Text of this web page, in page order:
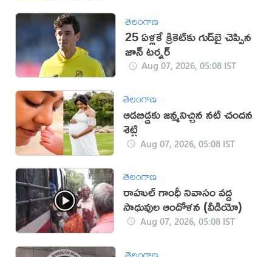
తెలంగాణ
25 ఏళ్లకే క్రికెట్‌కు గుడ్‌బై చెప్పిన
జాన్ టర్నర్
Aug 07, 2026, 05:08 IST
తెలంగాణ
ఆడబిడ్డకు జన్మనిచ్చిన నటి చందన
శెట్టి
Aug 07, 2026, 05:08 IST
తెలంగాణ
రాహుల్ గాంధీ నివాసం వద్ద
సాధువుల ఆందోళన (వీడియో)
Aug 07, 2026, 05:08 IST